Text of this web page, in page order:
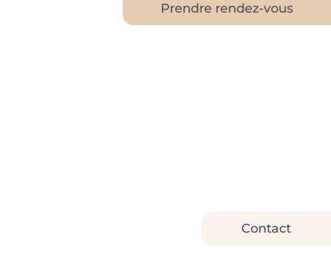
Prendre rendez-vous
Contact